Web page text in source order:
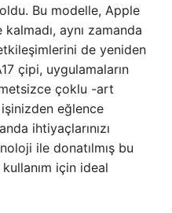
Bu modelle, Apple
aynı zamanda
de yeniden
çipi, uygulamaların
çoklu -art
eğlence
ihtiyaçlarınızı
ile donatılmış bu
için ideal